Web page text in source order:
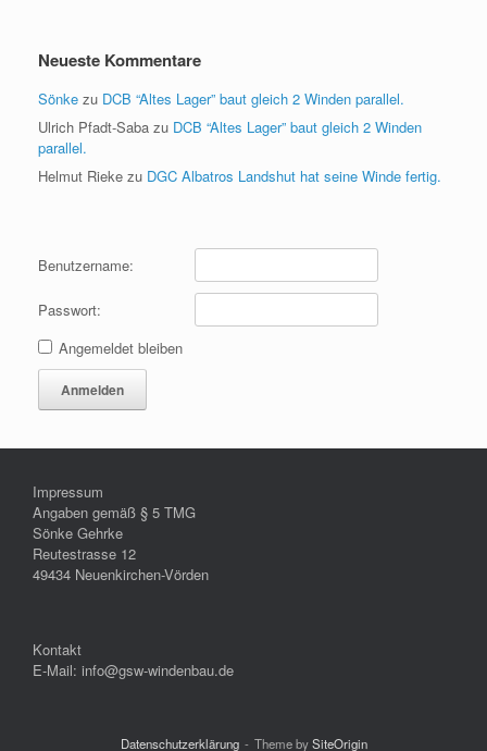
Neueste Kommentare
Sönke zu DCB “Altes Lager” baut gleich 2 Winden parallel.
Ulrich Pfadt-Saba zu DCB “Altes Lager” baut gleich 2 Winden
parallel.
Helmut Rieke zu DGC Albatros Landshut hat seine Winde fertig.
Benutzername:
Passwort:
Angemeldet bleiben
Anmelden
Impressum
Angaben gemäß § 5 TMG
Sönke Gehrke
Reutestrasse 12
49434 Neuenkirchen-Vörden
Kontakt
E-Mail: info@gsw-windenbau.de
Datenschutzerklärung Theme bySiteOrigin